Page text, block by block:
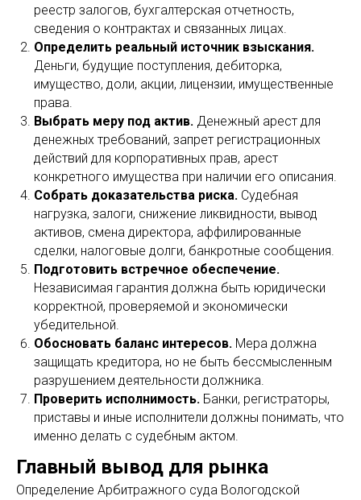
реестр залогов, бухгалтерская отчетность,
сведения о контрактах и связанных лицах.
Определить реальный источник взыскания.
Деньги, будущие поступления, дебиторка,
имущество, доли, акции, лицензии, имущественные
права.
Выбрать меру под актив. Денежный арест для
денежных требований, запрет регистрационных
действий для корпоративных прав, арест
конкретного имущества при наличии его описания.
Собрать доказательства риска. Судебная
нагрузка, залоги, снижение ликвидности, вывод
активов, смена директора, аффилированные
сделки, налоговые долги, банкротные сообщения.
Подготовить встречное обеспечение.
Независимая гарантия должна быть юридически
корректной, проверяемой и экономически
убедительной.
Обосновать баланс интересов. Мера должна
защищать кредитора, но не быть бессмысленным
разрушением деятельности должника.
Проверить исполнимость. Банки, регистраторы,
приставы и иные исполнители должны понимать, что
именно делать с судебным актом.
Главный вывод для рынка
Определение Арбитражного суда Вологодской